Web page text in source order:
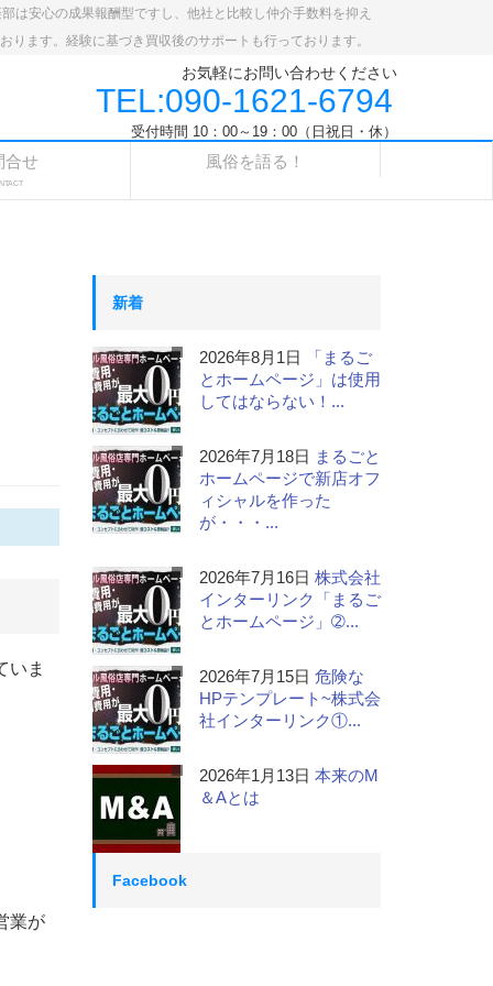
は安心の成果報酬型ですし、他社と比較し仲介手数料を抑え
ます。経験に基づき買収後のサポートも行っております。
お気軽にお問い合わせください
TEL:090-1621-6794
受付時間 10：00～19：00（日祝日・休）
合せ 風俗を語る！
いま
業が
新着
2026年8月1日
「まるご
とホームページ」は使用
してはならない！...
2026年7月18日 まるごと
ホームページで新店オフ
ィシャルを作った
が・・・...
2026年7月16日 株式会社
インターリンク「まるご
とホームページ」➁...
2026年7月15日 危険な
HPテンプレート~株式会
社インターリンク①...
2026年1月13日 本来のM
＆Aとは
Facebook